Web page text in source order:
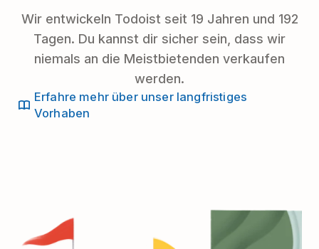
Wir entwickeln Todoist seit 19 Jahren und 192
Tagen. Du kannst dir sicher sein, dass wir
niemals an die Meistbietenden verkaufen
werden.
Erfahre mehr über unser langfristiges
Vorhaben